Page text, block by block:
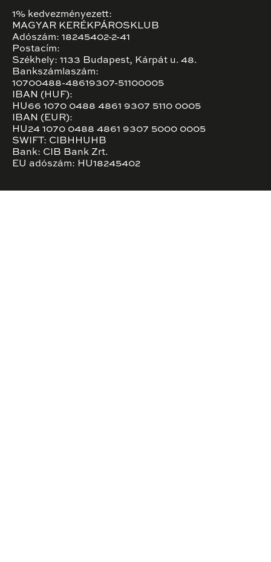
1% kedvezményezett:
MAGYAR KERÉKPÁROSKLUB
Adószám: 18245402-2-41
Postacím:
Székhely: 1133 Budapest, Kárpát u. 48.
Bankszámlaszám:
10700488-48619307-51100005
IBAN (HUF):
HU66 1070 0488 4861 9307 5110 0005
IBAN (EUR):
HU24 1070 0488 4861 9307 5000 0005
SWIFT: CIBHHUHB
Bank: CIB Bank Zrt.
EU adószám: HU18245402